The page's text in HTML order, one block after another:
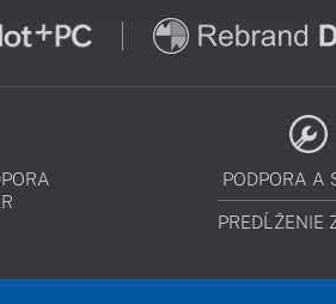
PODPORA A
PREDĹŽENIE